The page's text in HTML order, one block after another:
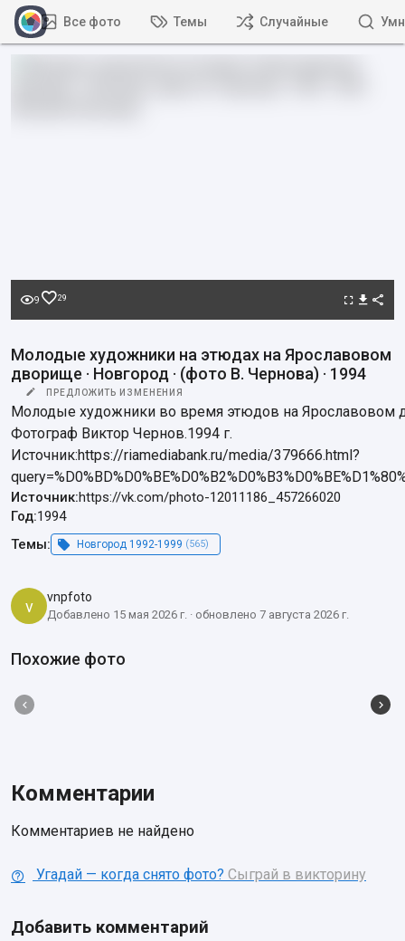
Все фото Темы Случайные
9 29
Молодые художники на этюдах на Ярославовом
дворище · Новгород · (фото В. Чернова) · 1994
ПРЕДЛОЖИТЬ ИЗМЕНЕНИЯ
Молодые художники во время этюдов на Ярославовом
Фотограф Виктор Чернов.1994 г.
Источник:https://riamediabank.ru/media/379666.html?
Источник:https://vk.com/photo-12011186_457266020
Год:1994
Темы:
Новгород 1992-1999 (565)
v vnpfoto
Добавлено 15 мая 2026 г. · обновлено 7 августа 2026 г.
Похожие фото
Комментарии
Комментариев не найдено
Угадай — когда снято фото? Сыграй в викторину
Добавить комментарий